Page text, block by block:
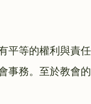
平等的權利與責
事務。至於教會